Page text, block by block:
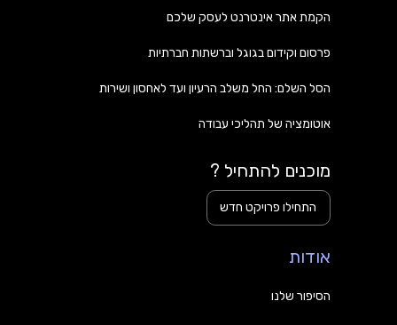
הקמת אתר אינטרנט לעסק שלכם
פרסום וקידום בגוגל וברשתות חברתיות
הסל השלם: החל משלב הרעיון ועד לאחסון ושירות
אוטומציה של תהליכי עבודה
מוכנים להתחיל ?
התחילו פרויקט חדש
אודות
הסיפור שלנו